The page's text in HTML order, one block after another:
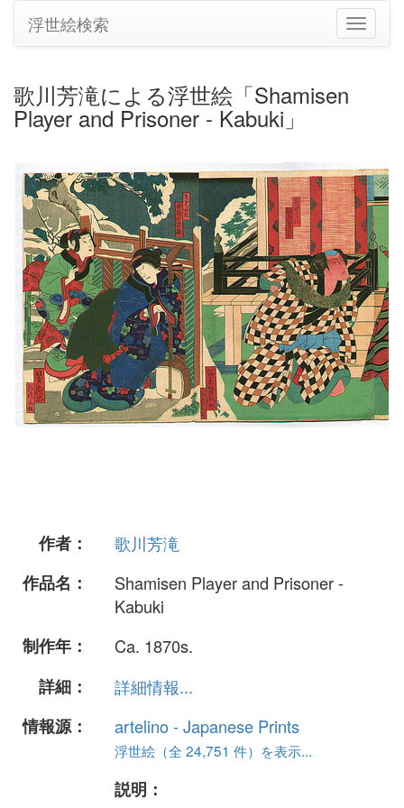
ナ
ビ
切
り
替
え
浮世絵検索
歌川芳滝による浮世絵「Shamisen
Player and Prisoner - Kabuki」
作者：
歌川芳滝
作品名：
Shamisen Player and Prisoner -
Kabuki
制作年：
Ca. 1870s.
詳細：
詳細情報...
情報源：
artelino - Japanese Prints
浮世絵（全 24,751 件）を表示...
説明：